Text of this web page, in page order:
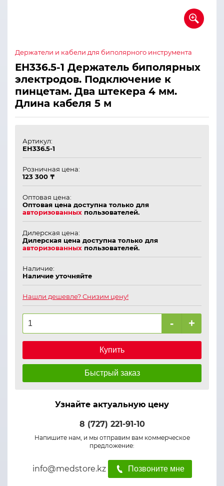
Держатели и кабели для биполярного инструмента
ЕН336.5-1 Держатель биполярных
электродов. Подключение к
пинцетам. Два штекера 4 мм.
Длина кабеля 5 м
Артикул:
ЕН336.5-1
Розничная цена:
123 300 ₸
Оптовая цена:
Оптовая цена доступна только для
авторизованных пользователей.
Дилерская цена:
Дилерская цена доступна только для
авторизованных пользователей.
Наличие:
Наличие уточняйте
Нашли дешевле? Снизим цену!
- +
Купить
Быстрый заказ
Узнайте актуальную цену
8 (727) 221-91-10
Напишите нам, и мы отправим вам коммерческое
предложение:
info@medstore.kz Позвоните мне